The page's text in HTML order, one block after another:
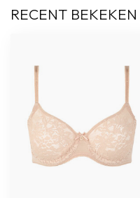
RECENT BEKEKEN